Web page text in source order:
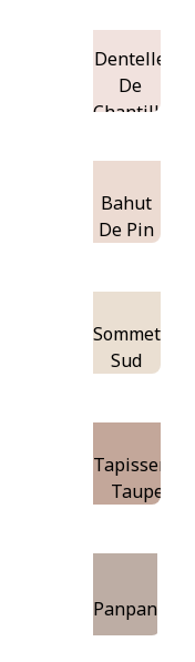
Dentelle
De
Chantilly
Bahut
De Pin
Sommet
Sud
Tapisserie
Taupe
Panpan